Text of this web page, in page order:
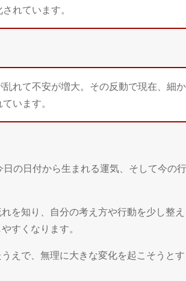
れています。
れて不安が増大。その反動で現在、細
います。
の日付から生まれる運気、そして今の
を知り、自分の考え方や行動を少し整
すくなります。
えで、無理に大きな変化を起こそうと